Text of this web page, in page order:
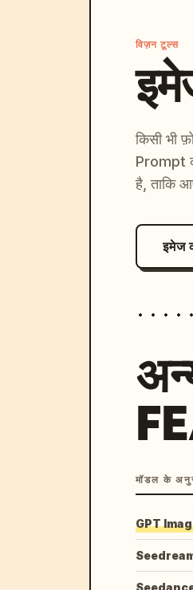
विज़न टूल्स
किसी भी
Prompt
है, ताकि
इमेज
मॉडल के
GPT Image
Seedream
Seedance